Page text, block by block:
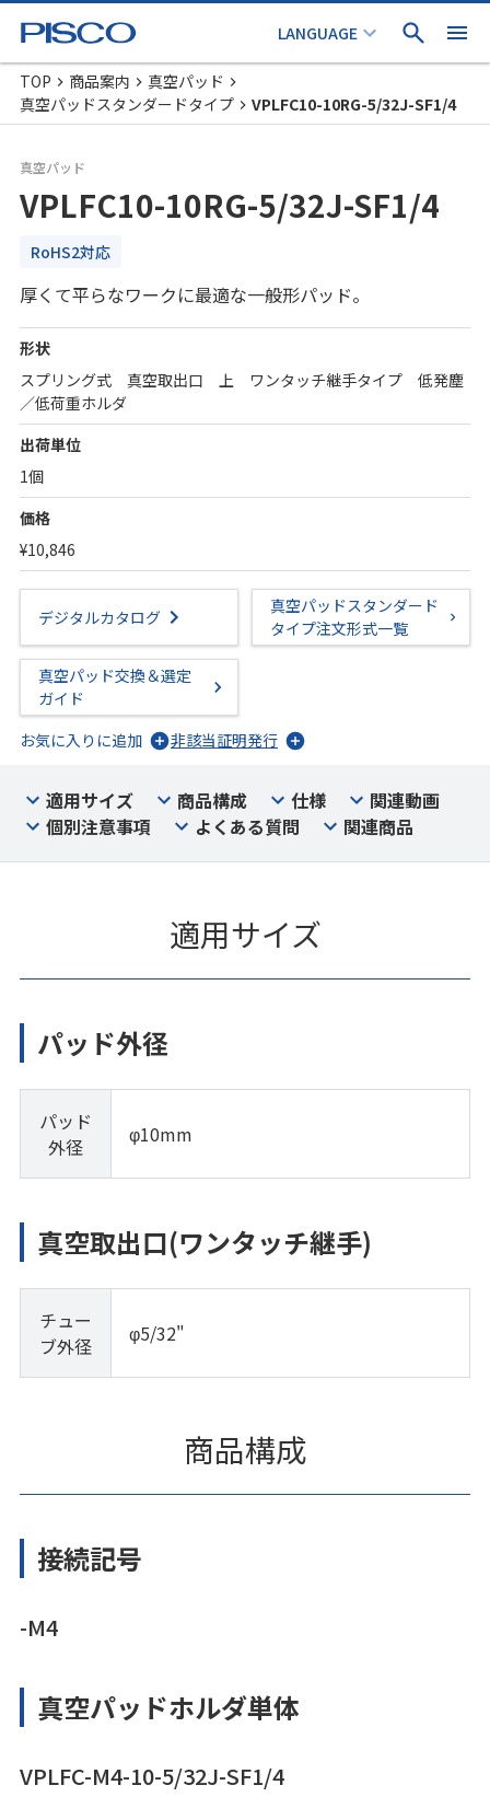
TOP 商品案内
真空パッド
真空パッドスタンダードタイプ
VPLFC10-10RG-5/32J-SF1/4
真空パッド
VPLFC10-10RG-5/32J-SF1/4
RoHS2対応
厚くて平らなワークに最適な一般形パッド。
形状
スプリング式 真空取出口 上 ワンタッチ継手タイプ 低発塵
／低荷重ホルダ
出荷単位
1個
価格
¥10,846
デジタルカタログ
真空パッドスタンダード
タイプ注文形式一覧
真空パッド交換＆選定
ガイド
お気に入りに追加
非該当証明発行
適用サイズ 商品構成 仕様
関連動画
個別注意事項
よくある質問 関連商品
適用サイズ
パッド外径
パッド
外径
φ10mm
真空取出口(ワンタッチ継手)
チュー
ブ外径
φ5/32"
商品構成
接続記号
-M4
真空パッドホルダ単体
VPLFC-M4-10-5/32J-SF1/4